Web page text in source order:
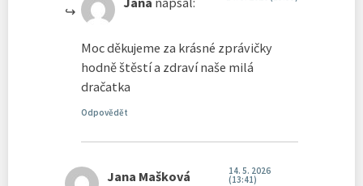
Moc děkujeme za krásné zprávičky
hodně štěstí a zdraví naše milá
dračatka
Odpovědět
Jana Mašková
14. 5. 2026
(13:41)